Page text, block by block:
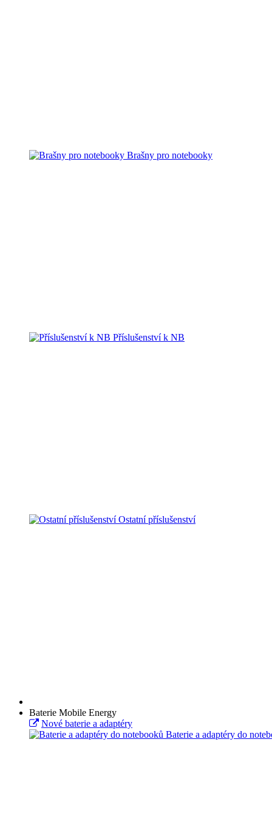
Brašny pro notebooky
Příslušenství k NB
Ostatní příslušenství
Baterie Mobile Energy
Nové baterie a adaptéry
Baterie a adaptéry do